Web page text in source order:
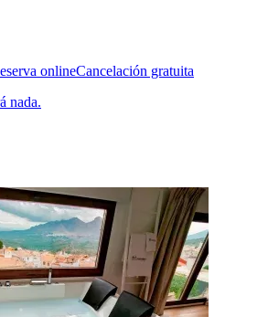
onlineCancelación gratuita
nada.